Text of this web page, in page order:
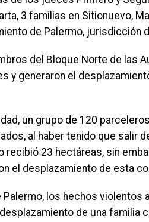
3 familias en Sitionuevo,
de Palermo, jurisdicción
del Bloque Norte de las
y generaron el
un grupo de 120
al haber tenido que salir
recibió 23 hectáreas, sin
el desplazamiento de esta
Palermo, los hechos violentos
de una familia